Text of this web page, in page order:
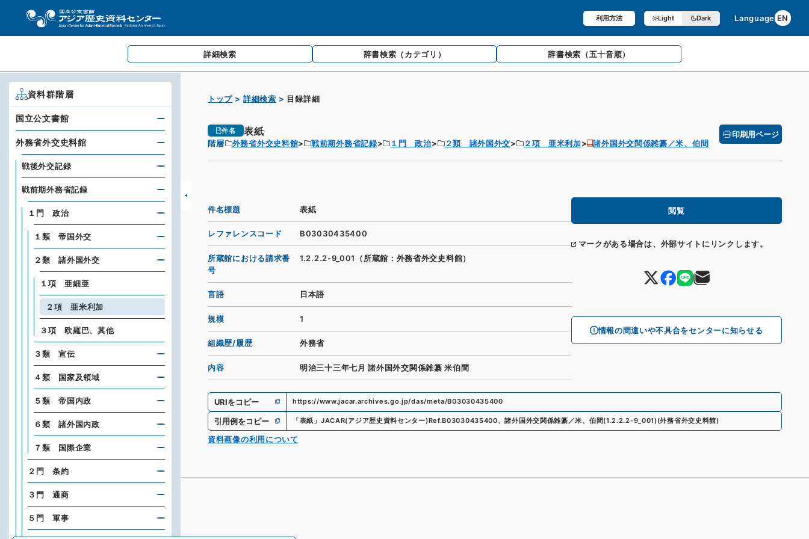
利用方法 Light Dark Language EN
詳細検索 辞書検索 （カテゴリ） 辞書検索 （五十音順）
トップ 詳細検索 目録詳細
件名 表紙
階層 外務省外交史料館 戦前期外務省記録 １門 政治 ２類 諸外国外交 ２項 亜米利加 諸外国外交関係雑纂／米、伯間
印刷用ページ
閲覧
マークがある場合は、外部サイトにリンクします。
情報の間違いや不具合をセンターに知らせる
件名標題 表紙
レファレンスコード B03030435400
所蔵館における請求番
号
1.2.2.2-9_001（所蔵館：外務省外交史料館）
言語 日本語
規模 1
組織歴/履歴 外務省
内容 明治三十三年七月 諸外国外交関係雑纂 米伯間
URIをコピー https://www.jacar.archives.go.jp/das/meta/B03030435400
引用例をコピー 「表紙 」 JACAR(アジア歴史資料センター)Ref.B03030435400、諸外国外交関係雑纂／米、伯間(1.2.2.2-9_001)(外務省外交史料館)
資料画像の利用について
資料群階層
国立公文書館
外務省外交史料館
戦後外交記録
戦前期外務省記録
１門 政治
１類 帝国外交
２類 諸外国外交
１項 亜細亜
２項 亜米利加
３項 欧羅巴、其他
３類 宣伝
４類 国家及領域
５類 帝国内政
６類 諸外国内政
７類 国際企業
２門 条約
３門 通商
５門 軍事